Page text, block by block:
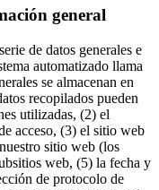
general
de datos generales e
automatizado llama
se almacenan en
recopilados pueden
utilizadas, (2) el
acceso, (3) el sitio web
sitio web (los
web, (5) la fecha y
de protocolo de